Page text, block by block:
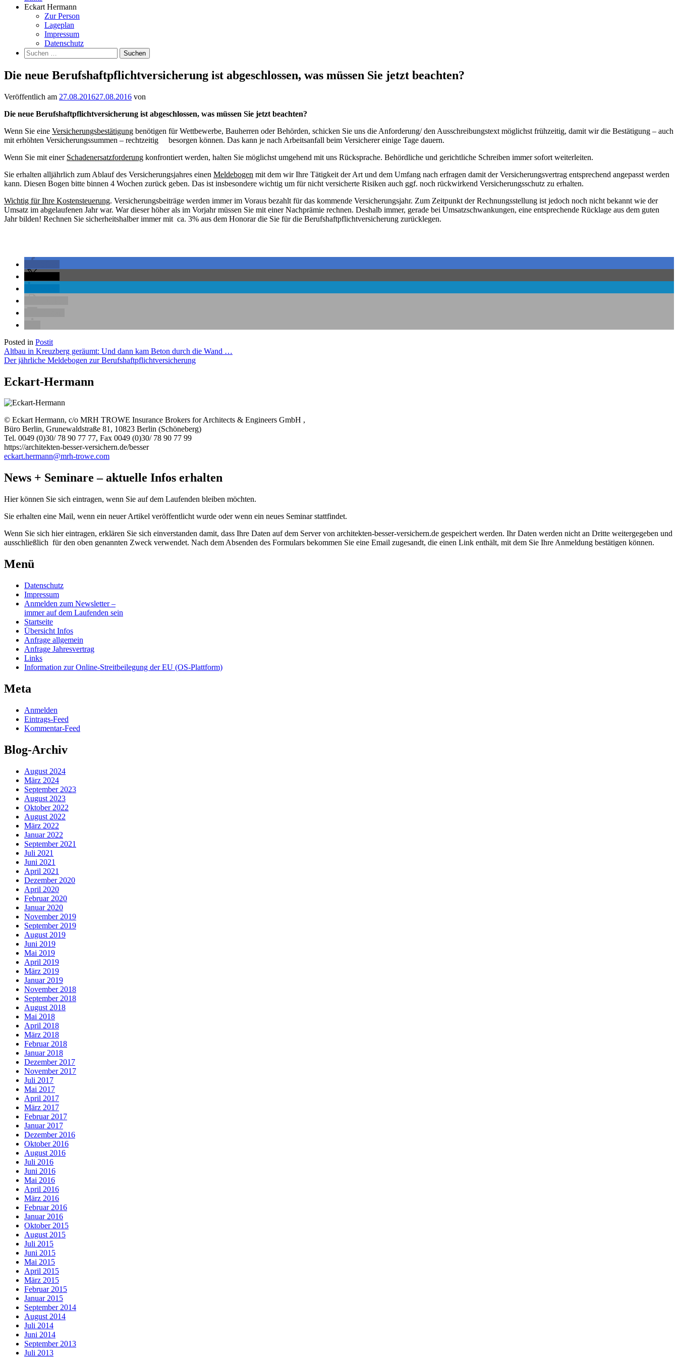
Eckart Hermann
Zur Person
Lageplan
Impressum
Datenschutz
Suchen
nach:
Die neue Berufshaftpflichtversicherung ist abgeschlossen, was müssen Sie jetzt beachten?
Veröffentlich am 27.08.201627.08.2016 von
Die neue Berufshaftpflichtversicherung ist abgeschlossen, was müssen Sie jetzt beachten?
Wenn Sie eine Versicherungsbestätigung benötigen für Wettbewerbe, Bauherren oder Behörden, schicken Sie uns die Anforderung/ den Ausschreibungstext möglichst frühzeitig, damit wir die Bestätigung – auch
mit erhöhten Versicherungssummen – rechtzeitig besorgen können. Das kann je nach Arbeitsanfall beim Versicherer einige Tage dauern.
Wenn Sie mit einer Schadenersatzforderung konfrontiert werden, halten Sie möglichst umgehend mit uns Rücksprache. Behördliche und gerichtliche Schreiben immer sofort weiterleiten.
Sie erhalten alljährlich zum Ablauf des Versicherungsjahres einen Meldebogen mit dem wir Ihre Tätigkeit der Art und dem Umfang nach erfragen damit der Versicherungsvertrag entsprechend angepasst werden
kann. Diesen Bogen bitte binnen 4 Wochen zurück geben. Das ist insbesondere wichtig um für nicht versicherte Risiken auch ggf. noch rückwirkend Versicherungsschutz zu erhalten.
Wichtig für Ihre Kostensteuerung. Versicherungsbeiträge werden immer im Voraus bezahlt für das kommende Versicherungsjahr. Zum Zeitpunkt der Rechnungsstellung ist jedoch noch nicht bekannt wie der
Umsatz im abgelaufenen Jahr war. War dieser höher als im Vorjahr müssen Sie mit einer Nachprämie rechnen. Deshalb immer, gerade bei Umsatzschwankungen, eine entsprechende Rücklage aus dem guten
Jahr bilden! Rechnen Sie sicherheitshalber immer mit ca. 3% aus dem Honorar die Sie für die Berufshaftpflichtversicherung zurücklegen.
Posted in Postit
Beitragsnavigation
Altbau in Kreuzberg geräumt: Und dann kam Beton durch die Wand …
Der jährliche Meldebogen zur Berufshaftpflichtversicherung
Eckart-Hermann
© Eckart Hermann, c/o MRH TROWE Insurance Brokers for Architects & Engineers GmbH ,
Büro Berlin, Grunewaldstraße 81, 10823 Berlin (Schöneberg)
Tel. 0049 (0)30/ 78 90 77 77, Fax 0049 (0)30/ 78 90 77 99
https://architekten-besser-versichern.de/besser
eckart.hermann@mrh-trowe.com
News + Seminare – aktuelle Infos erhalten
Hier können Sie sich eintragen, wenn Sie auf dem Laufenden bleiben möchten.
Sie erhalten eine Mail, wenn ein neuer Artikel veröffentlicht wurde oder wenn ein neues Seminar stattfindet.
Wenn Sie sich hier eintragen, erklären Sie sich einverstanden damit, dass Ihre Daten auf dem Server von architekten-besser-versichern.de gespeichert werden. Ihr Daten werden nicht an Dritte weitergegeben und
ausschließlich für den oben genannten Zweck verwendet. Nach dem Absenden des Formulars bekommen Sie eine Email zugesandt, die einen Link enthält, mit dem Sie Ihre Anmeldung bestätigen können.
Menü
Datenschutz
Impressum
Anmelden zum Newsletter –
immer auf dem Laufenden sein
Startseite
Übersicht Infos
Anfrage allgemein
Anfrage Jahresvertrag
Links
Information zur Online-Streitbeilegung der EU (OS-Plattform)
Meta
Anmelden
Eintrags-Feed
Kommentar-Feed
Blog-Archiv
August 2024
März 2024
September 2023
August 2023
Oktober 2022
August 2022
März 2022
Januar 2022
September 2021
Juli 2021
Juni 2021
April 2021
Dezember 2020
April 2020
Februar 2020
Januar 2020
November 2019
September 2019
August 2019
Juni 2019
Mai 2019
April 2019
März 2019
Januar 2019
November 2018
September 2018
August 2018
Mai 2018
April 2018
März 2018
Februar 2018
Januar 2018
Dezember 2017
November 2017
Juli 2017
Mai 2017
April 2017
März 2017
Februar 2017
Januar 2017
Dezember 2016
Oktober 2016
August 2016
Juli 2016
Juni 2016
Mai 2016
April 2016
März 2016
Februar 2016
Januar 2016
Oktober 2015
August 2015
Juli 2015
Juni 2015
Mai 2015
April 2015
März 2015
Februar 2015
Januar 2015
September 2014
August 2014
Juli 2014
Juni 2014
September 2013
Juli 2013